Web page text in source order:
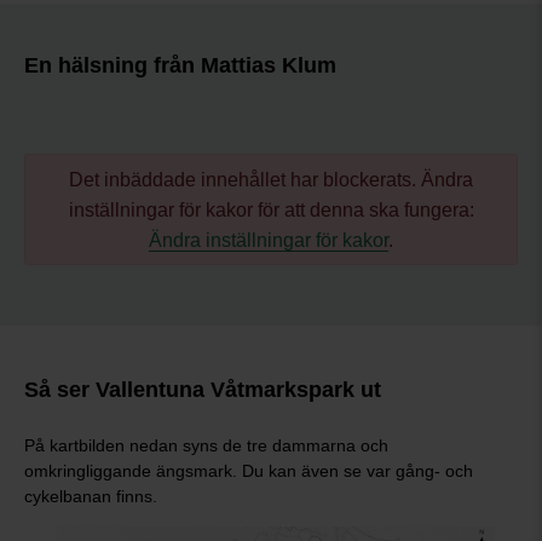
En hälsning från Mattias Klum
Det inbäddade innehållet har blockerats. Ändra
inställningar för kakor för att denna ska fungera:
Ändra inställningar för kakor.
Så ser Vallentuna Våtmarkspark ut
På kartbilden nedan syns de tre dammarna och
omkringliggande ängsmark. Du kan även se var gång- och
cykelbanan finns.